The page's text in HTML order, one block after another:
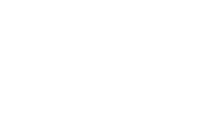
ありがとうございます。 品
おります🥰 また機会があり
ます！